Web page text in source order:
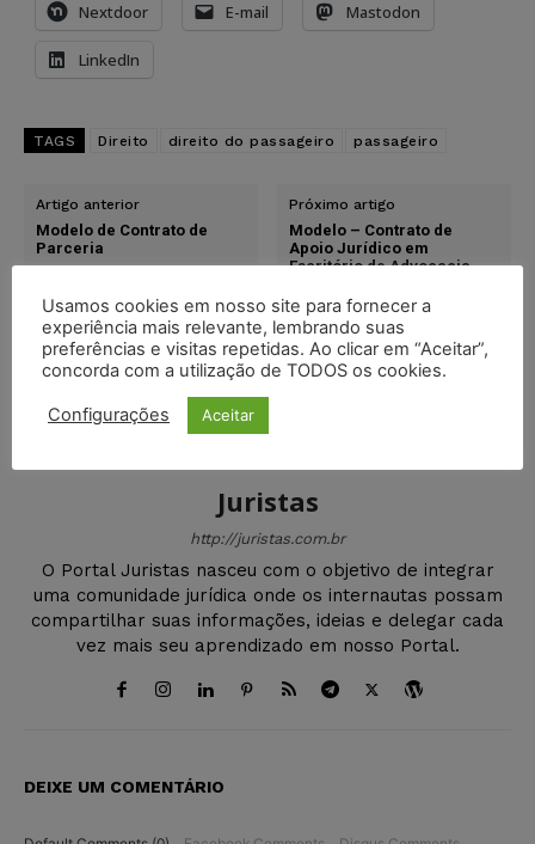
Nextdoor E-mail Mastodon
LinkedIn
TAGS Direito direito do passageiro passageiro
Artigo anterior
Modelo de Contrato de
Parceria
Próximo artigo
Modelo – Contrato de
Apoio Jurídico em
Escritório de Advocacia
Juristas
http://juristas.com.br
O Portal Juristas nasceu com o objetivo de integrar
uma comunidade jurídica onde os internautas possam
compartilhar suas informações, ideias e delegar cada
vez mais seu aprendizado em nosso Portal.
DEIXE UM COMENTÁRIO
Usamos cookies em nosso site para fornecer a
experiência mais relevante, lembrando suas
preferências e visitas repetidas. Ao clicar em “Aceitar”,
concorda com a utilização de TODOS os cookies.
Configurações Aceitar